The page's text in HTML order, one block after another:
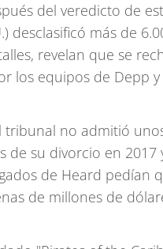
del veredicto de
desclasificó más de
revelan que se
los equipos de Depp y
tribunal no admitió
de su divorcio en
de Heard pedían
de millones de